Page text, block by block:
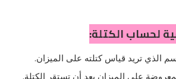
لحساب الكتلة:
على الميزان بعد أن تستقر الكتلة.